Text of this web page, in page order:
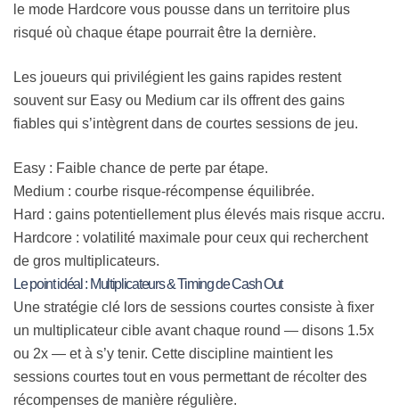
le mode Hardcore vous pousse dans un territoire plus
risqué où chaque étape pourrait être la dernière.
Les joueurs qui privilégient les gains rapides restent
souvent sur Easy ou Medium car ils offrent des gains
fiables qui s’intègrent dans de courtes sessions de jeu.
Easy : Faible chance de perte par étape.
Medium : courbe risque‑récompense équilibrée.
Hard : gains potentiellement plus élevés mais risque accru.
Hardcore : volatilité maximale pour ceux qui recherchent
de gros multiplicateurs.
Le point idéal : Multiplicateurs & Timing de Cash Out
Une stratégie clé lors de sessions courtes consiste à fixer
un multiplicateur cible avant chaque round — disons 1.5x
ou 2x — et à s’y tenir. Cette discipline maintient les
sessions courtes tout en vous permettant de récolter des
récompenses de manière régulière.